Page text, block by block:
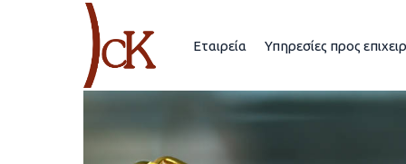
Εταιρεία Υπηρεσίες προς